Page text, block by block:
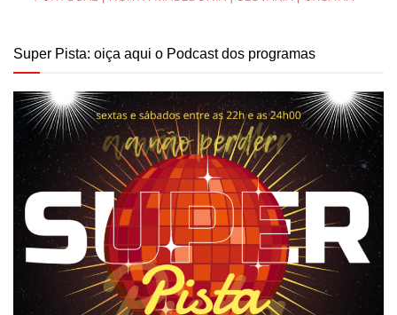
Super Pista: oiça aqui o Podcast dos programas